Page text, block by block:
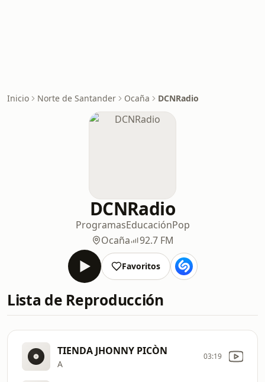
Inicio Norte de Santander Ocaña DCNRadio
DCNRadio
ProgramasEducaciónPop
Ocaña
92.7 FM
Favoritos
Lista de Reproducción
TIENDA JHONNY PICÒN
A
03:19